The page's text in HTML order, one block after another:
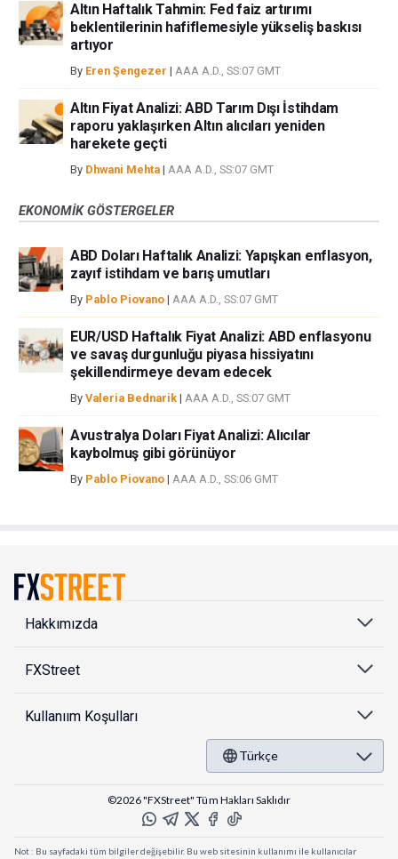
Altın Haftalık Tahmin: Fed faiz artırımı
beklentilerinin hafiflemesiyle yükseliş baskısı
artıyor
By Eren Şengezer | AAA A.D., SS:07 GMT
Altın Fiyat Analizi: ABD Tarım Dışı İstihdam
raporu yaklaşırken Altın alıcıları yeniden
harekete geçti
By Dhwani Mehta | AAA A.D., SS:07 GMT
EKONOMIK GÖSTERGELER
ABD Doları Haftalık Analizi: Yapışkan enflasyon,
zayıf istihdam ve barış umutları
By Pablo Piovano | AAA A.D., SS:07 GMT
EUR/USD Haftalık Fiyat Analizi: ABD enflasyonu
ve savaş durgunluğu piyasa hissiyatını
şekillendirmeye devam edecek
By Valeria Bednarik | AAA A.D., SS:07 GMT
Avustralya Doları Fiyat Analizi: Alıcılar
kaybolmuş gibi görünüyor
By Pablo Piovano | AAA A.D., SS:06 GMT
Hakkımızda
FXStreet
Kullanıım Koşulları
Türkçe
©2026 "FXStreet" Tüm Hakları Saklıdır
Not : Bu sayfadaki tüm bilgiler değişebilir. Bu web sitesinin kullanımı ile kullanıcılar